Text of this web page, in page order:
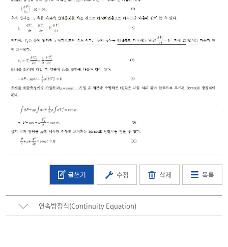
글쓰기 수정 삭제 목록
연속방정식(Continuity Equation)